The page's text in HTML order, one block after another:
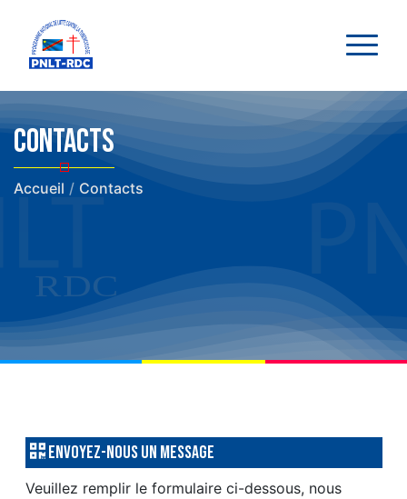
Contacts
Accueil / Contacts
Envoyez-nous un message
Veuillez remplir le formulaire ci-dessous, nous